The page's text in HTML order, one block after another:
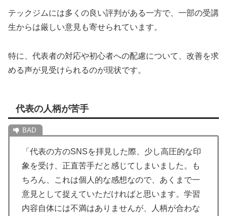
テックジムには多くの良い評判がある一方で、一部の受講
生からは厳しい意見も寄せられています。
特に、代表者の対応や初心者への配慮について、改善を求
める声が見受けられるのが現状です。
代表の人柄が苦手
「代表の方のSNSを拝見した際、少し高圧的な印
象を受け、正直苦手だと感じてしまいました。も
ちろん、これは個人的な感想なので、あくまで一
意見として捉えていただければと思います。学習
内容自体には不満はありませんが、人柄が合わな